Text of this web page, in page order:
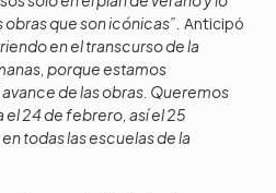
que son icónicas”. Anticipó
en el transcurso de la
porque estamos
de las obras. Queremos
24 de febrero, así el 25
todas las escuelas de la